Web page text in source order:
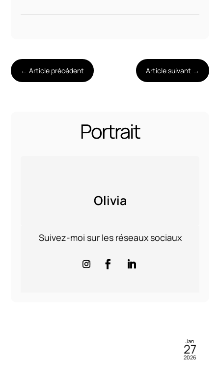
←Article précédent Article suivant →
Portrait
Olivia
Suivez-moi sur les réseaux sociaux